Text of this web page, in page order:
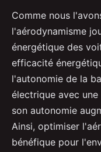
Comme nous
l'aérodynamisme
énergétique des
efficacité
l'autonomie de la
électrique avec
son autonomie
Ainsi, optimiser
bénéfique pour